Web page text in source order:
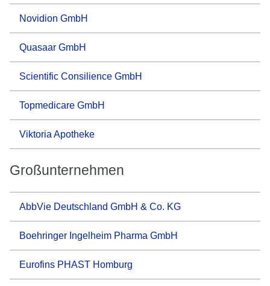
Novidion GmbH
Quasaar GmbH
Scientific Consilience GmbH
Topmedicare GmbH
Viktoria Apotheke
Großunternehmen
AbbVie Deutschland GmbH & Co. KG
Boehringer Ingelheim Pharma GmbH
Eurofins PHAST Homburg